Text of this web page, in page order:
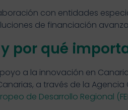
con entidades
de financiación
y por qué
a la innovación en
a través de la
de Desarrollo Regional